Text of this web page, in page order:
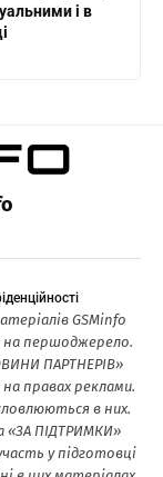
і в
GSMinfo
на першоджерело.
ПАРТНЕРІВ»
правах реклами.
в них.
«ЗА ПІДТРИМКИ»
у підготовці